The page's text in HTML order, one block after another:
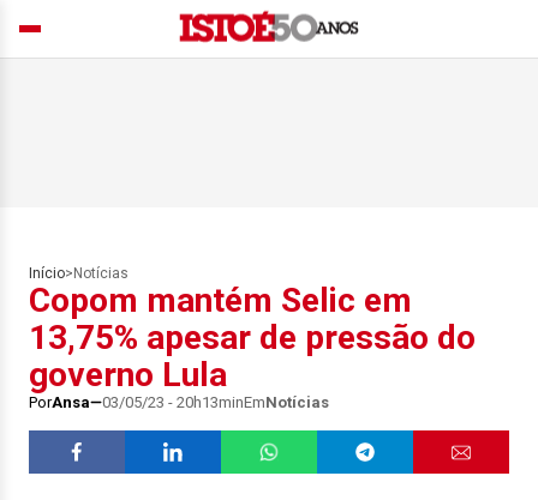
Início> Notícias
Copom mantém Selic em
13,75% apesar de pressão do
governo Lula
PorAnsa 03/05/23 - 20h13minEmNotícias